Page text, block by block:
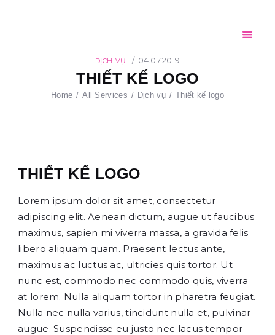
DỊCH VỤ 04.07.2019
THIẾT KẾ LOGO
Home All Services Dịch vụ Thiết kế logo
CỐC GIẤY FPC
AN TOÀN – THÂN THIỆN – TIỆN LỢI
Sản phẩm
Đối tác
THIẾT KẾ LOGO
Lorem ipsum dolor sit amet, consectetur
adipiscing elit. Aenean dictum, augue ut faucibus
maximus, sapien mi viverra massa, a gravida felis
libero aliquam quam. Praesent lectus ante,
maximus ac luctus ac, ultricies quis tortor. Ut
nunc est, commodo nec commodo quis, viverra
at lorem. Nulla aliquam tortor in pharetra feugiat.
Nulla nec nulla varius, tincidunt nulla et, pulvinar
augue. Suspendisse eu justo nec lacus tempor